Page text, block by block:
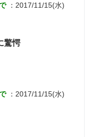
：2017/11/15(水)
驚愕
：2017/11/15(水)